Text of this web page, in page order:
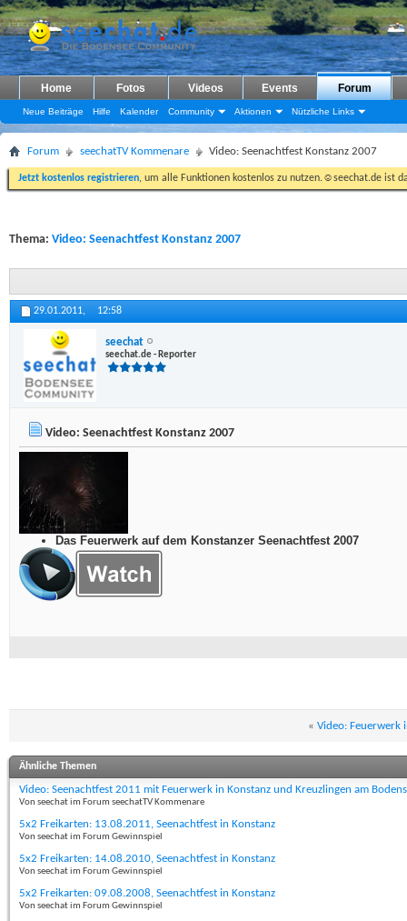
Home Fotos Videos Events Forum
Neue Beiträge Hilfe Kalender Community Aktionen Nützliche Links
Forum seechatTV Kommenare Video: Seenachtfest Konstanz 2007
Jetzt kostenlos registrieren, um alle Funktionen kostenlos zu nutzen.☺seechat.de ist
Thema: Video: Seenachtfest Konstanz 2007
29.01.2011, 12:58
seechat
seechat.de - Reporter
Video: Seenachtfest Konstanz 2007
Das Feuerwerk auf dem Konstanzer Seenachtfest 2007
« Video: Feuerwerk
Ähnliche Themen
Video: Seenachtfest 2011 mit Feuerwerk in Konstanz und Kreuzlingen am
Von seechat im Forum seechatTV Kommenare
5x2 Freikarten: 13.08.2011, Seenachtfest in Konstanz
Von seechat im Forum Gewinnspiel
5x2 Freikarten: 14.08.2010, Seenachtfest in Konstanz
Von seechat im Forum Gewinnspiel
5x2 Freikarten: 09.08.2008, Seenachtfest in Konstanz
Von seechat im Forum Gewinnspiel